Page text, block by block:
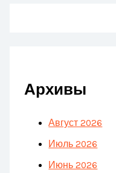
Архивы
Август 2026
Июль 2026
Июнь 2026